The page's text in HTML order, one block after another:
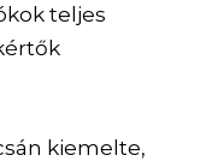
teljes
kiemelte,